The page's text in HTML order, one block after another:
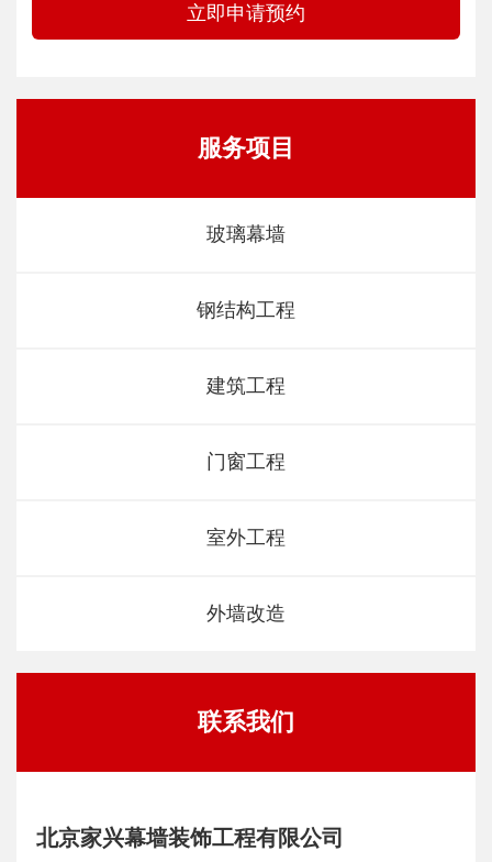
立即申请预约
服务项目
玻璃幕墙
钢结构工程
建筑工程
门窗工程
室外工程
外墙改造
联系我们
北京家兴幕墙装饰工程有限公司